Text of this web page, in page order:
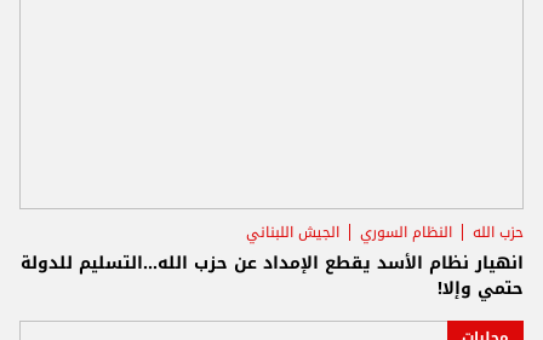
حزب الله النظام السوري الجيش اللبناني
انهيار نظام الأسد يقطع الإمداد عن حزب الله...التسليم للدولة
حتمي وإلا!